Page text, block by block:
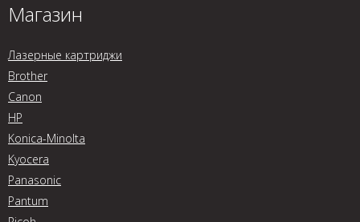
Магазин
Лазерные картриджи
Brother
Canon
HP
Konica-Minolta
Kyocera
Panasonic
Pantum